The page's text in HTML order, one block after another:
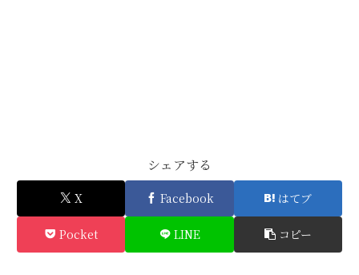
シェアする
X Facebook はてブ
Pocket LINE コピー